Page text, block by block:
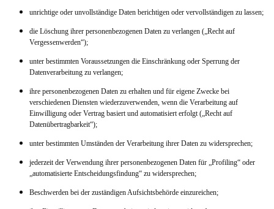
unrichtige oder unvollständige Daten berichtigen oder vervollständigen zu lassen;
die Löschung ihrer personenbezogenen Daten zu verlangen („Recht auf
Vergessenwerden“);
unter bestimmten Voraussetzungen die Einschränkung oder Sperrung der
Datenverarbeitung zu verlangen;
ihre personenbezogenen Daten zu erhalten und für eigene Zwecke bei
verschiedenen Diensten wiederzuverwenden, wenn die Verarbeitung auf
Einwilligung oder Vertrag basiert und automatisiert erfolgt („Recht auf
Datenübertragbarkeit“);
unter bestimmten Umständen der Verarbeitung ihrer Daten zu widersprechen;
jederzeit der Verwendung ihrer personenbezogenen Daten für „Profiling“ oder
„automatisierte Entscheidungsfindung“ zu widersprechen;
Beschwerden bei der zuständigen Aufsichtsbehörde einzureichen;